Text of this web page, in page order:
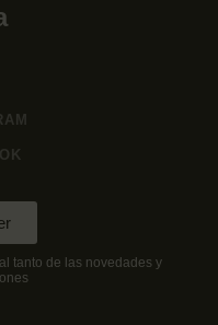
tanto de las novedades y